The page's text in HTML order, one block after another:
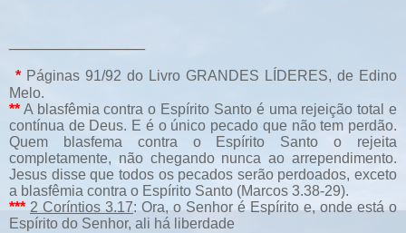
* Páginas 91/92 do Livro GRANDES LÍDERES, de Edino
Melo.
** A blasfêmia contra o Espírito Santo é uma rejeição total e
contínua de Deus. E é o único pecado que não tem perdão.
Quem blasfema contra o Espírito Santo o rejeita
completamente, não chegando nunca ao arrependimento.
Jesus disse que todos os pecados serão perdoados, exceto
a blasfêmia contra o Espírito Santo (Marcos 3.38-29).
*** 2 Coríntios 3.17: Ora, o Senhor é Espírito e, onde está o
Espírito do Senhor, ali há liberdade